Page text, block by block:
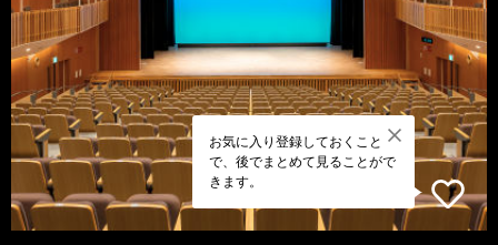
お気に入り登録しておくこと
で、後でまとめて見ることがで
きます。